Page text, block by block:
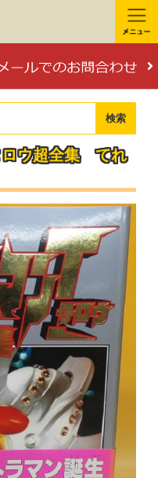
検索
ウ超全集 てれ